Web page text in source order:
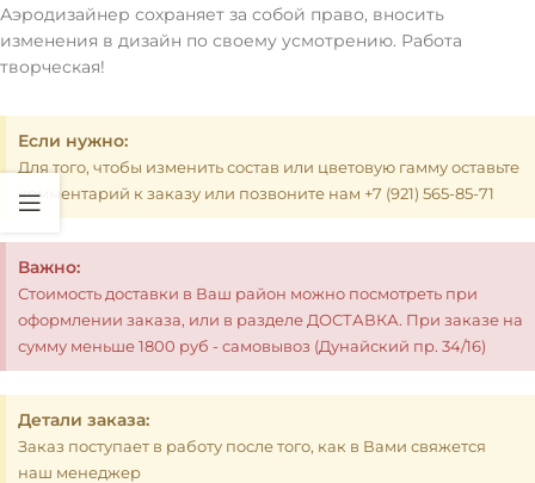
Аэродизайнер сохраняет за собой право, вносить
изменения в дизайн по своему усмотрению. Работа
творческая!
Если нужно:
Для того, чтобы изменить состав или цветовую гамму оставьте
комментарий к заказу или позвоните нам +7 (921) 565-85-71
Важно:
Стоимость доставки в Ваш район можно посмотреть при
оформлении заказа, или в разделе ДОСТАВКА. При заказе на
сумму меньше 1800 руб - самовывоз (Дунайский пр. 34/16)
Детали заказа:
Заказ поступает в работу после того, как в Вами свяжется
наш менеджер